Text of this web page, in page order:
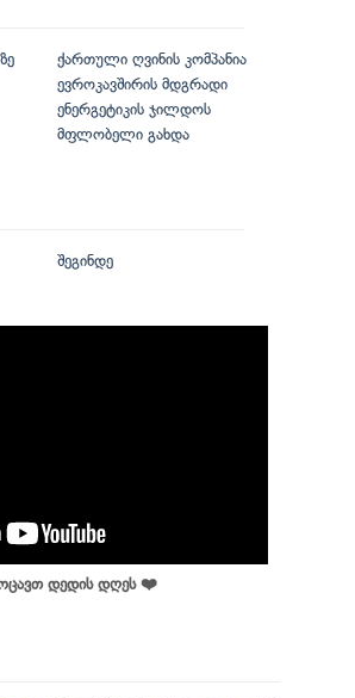
ქართული ღვინის კომპანია
ევროკავშირის მდგრადი
ენერგეტიკის ჯილდოს
მფლობელი გახდა
შეგინდე
დედის დღეს ❤️